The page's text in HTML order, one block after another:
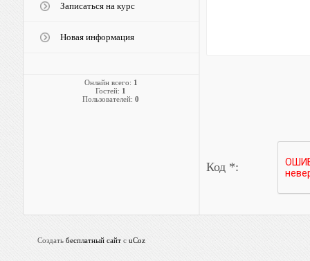
Записаться на курс
Новая информация
Онлайн всего: 1
Гостей: 1
Пользователей: 0
Код *:
Создать бесплатный сайт с uCoz